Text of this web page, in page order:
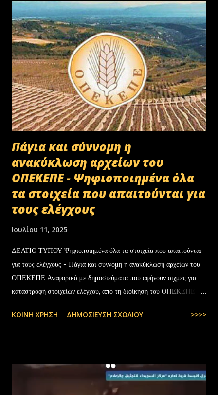
Πάγια και σύννομη η
ανακύκλωση αρχείων του
ΟΠΕΚΕΠΕ - Ψηφιοποιημένα όλα
τα στοιχεία που απαιτούνται για
τους ελέγχους
Ιουλίου 11, 2025
ΔΕΛΤΙΟ ΤΥΠΟΥ Ψηφιοποιημένα όλα τα στοιχεία που απαιτούνται
για τους ελέγχους - Πάγια και σύννομη η ανακύκλωση αρχείων του
ΟΠΕΚΕΠΕ Αναφορικά με δημοσιεύματα που αφήνουν αιχμές για
καταστροφή στοιχείων ελέγχου, από τη διοίκηση του ΟΠΕΚΕΠΕ
εστάλη προς ανακύκλωση στις 10-07-2025 στην Θεσσαλονίκη,
αποστολή των Πινάκων αρχείων Καταστρεπτέων Υλικών της ΠΔ
Μακεδονίας-Θράκης και ολοκληρώθηκε με το υπ.αρ.πρωτ.
ΚΟΙΝΉ ΧΡΉΣΗ ΔΗΜΟΣΊΕΥΣΗ ΣΧΟΛΊΟΥ >>>>